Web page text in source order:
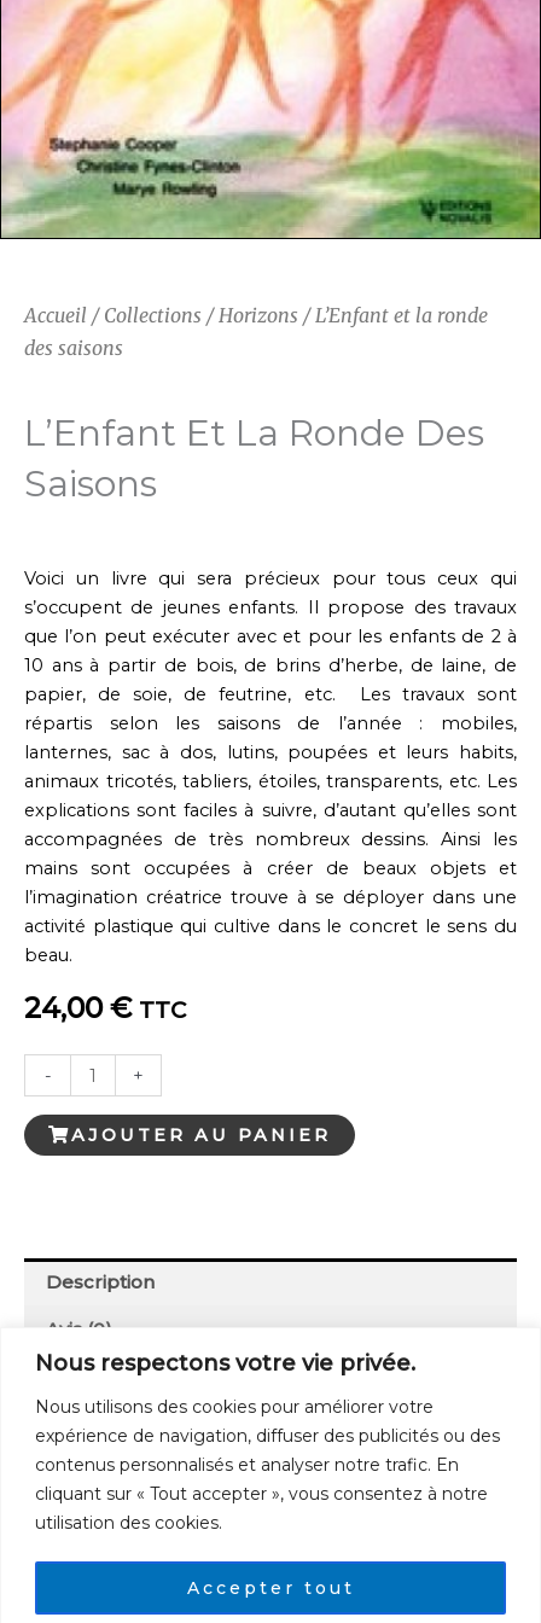
Nous respectons votre vie privée.
Nous utilisons des cookies pour améliorer votre
expérience de navigation, diffuser des publicités ou des
contenus personnalisés et analyser notre trafic. En
cliquant sur « Tout accepter », vous consentez à notre
utilisation des cookies.
Accepter tout
Accueil / Collections / Horizons / L’Enfant et la ronde
des saisons
L’Enfant Et La Ronde Des
Saisons
Voici un livre qui sera précieux pour tous ceux qui
s’occupent de jeunes enfants. Il propose des travaux
que l’on peut exécuter avec et pour les enfants de 2 à
10 ans à partir de bois, de brins d’herbe, de laine, de
papier, de soie, de feutrine, etc. Les travaux sont
répartis selon les saisons de l’année : mobiles,
lanternes, sac à dos, lutins, poupées et leurs habits,
animaux tricotés, tabliers, étoiles, transparents, etc. Les
explications sont faciles à suivre, d’autant qu’elles sont
accompagnées de très nombreux dessins. Ainsi les
mains sont occupées à créer de beaux objets et
l’imagination créatrice trouve à se déployer dans une
activité plastique qui cultive dans le concret le sens du
beau.
24,00€ TTC
-
quantité
de
L'Enfant
et
saisons
+
AJOUTER AU PANIER
Description
Avis (0)
20×25 cm.
Cgv